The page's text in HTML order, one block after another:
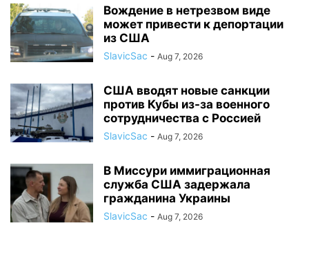
Вождение в нетрезвом виде
может привести к депортации
из США
SlavicSac - Aug 7, 2026
США вводят новые санкции
против Кубы из-за военного
сотрудничества с Россией
SlavicSac - Aug 7, 2026
В Миссури иммиграционная
служба США задержала
гражданина Украины
SlavicSac - Aug 7, 2026